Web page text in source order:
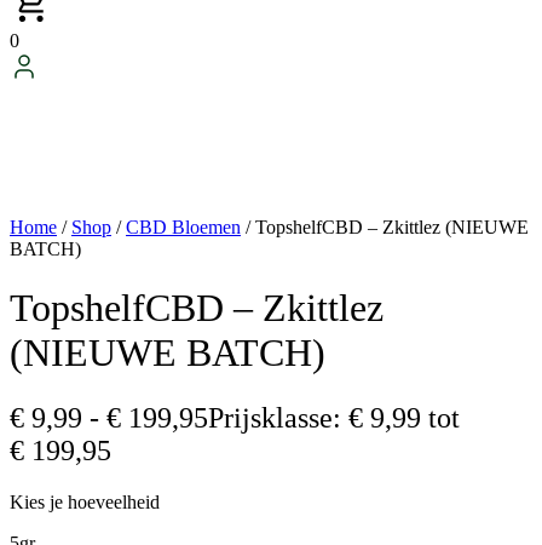
0
Home / Shop /CBD Bloemen / TopshelfCBD – Zkittlez (NIEUWE
BATCH)
TopshelfCBD – Zkittlez
(NIEUWE BATCH)
€ 9,99 - € 199,95Prijsklasse: € 9,99 tot
€ 199,95
Kies je hoeveelheid